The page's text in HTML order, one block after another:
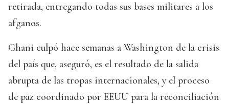
retirada, entregando todas sus bases militares a los
afganos.
Ghani culpó hace semanas a Washington de la crisis
del país que, aseguró, es el resultado de la salida
abrupta de las tropas internacionales, y el proceso
de paz coordinado por EEUU para la reconciliación